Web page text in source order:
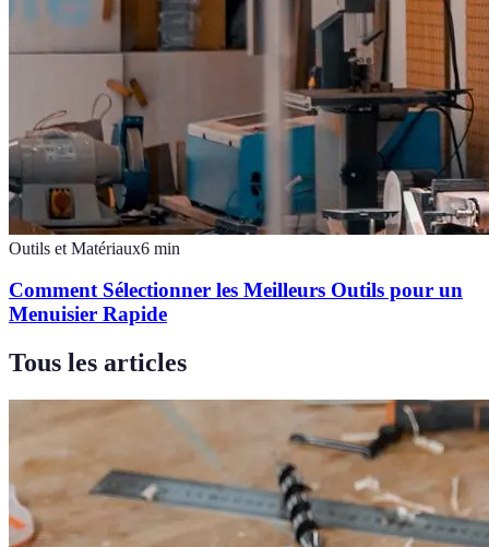
Outils et Matériaux6 min
Comment Sélectionner les Meilleurs Outils pour un
Menuisier Rapide
Tous les articles